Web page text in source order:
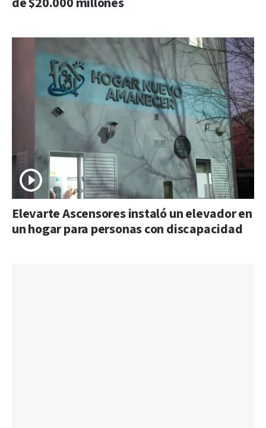
Elevarte Ascensores instaló un elevador en
un hogar para personas con discapacidad